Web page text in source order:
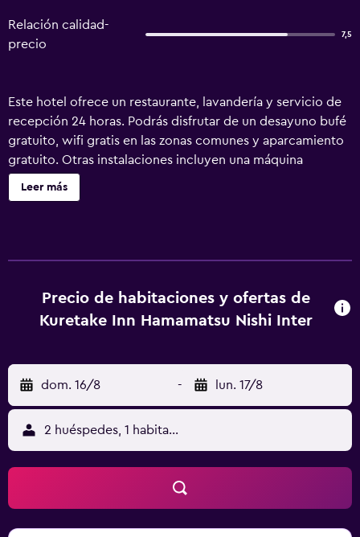
Relación calidad-
precio
7,5
Este hotel ofrece un restaurante, lavandería y servicio de
recepción 24 horas. Podrás disfrutar de un desayuno bufé
gratuito, wifi gratis en las zonas comunes y aparcamiento
gratuito. Otras instalaciones incluyen una máquina
expendedora. No se ofrece servicio de limpieza. Kuretake
Inn Hamamatsu Nishi Inter ofrece 49 alojamientos con aire
combinadas, zapatillas, inodoro con bidé electrónico y
artículos de higiene personal gratuitos. Este hotel en
Leer más
Precio de habitaciones y ofertas de
Kuretake Inn Hamamatsu Nishi Inter
dom. 16/8 - lun. 17/8
2 huéspedes, 1 habitación